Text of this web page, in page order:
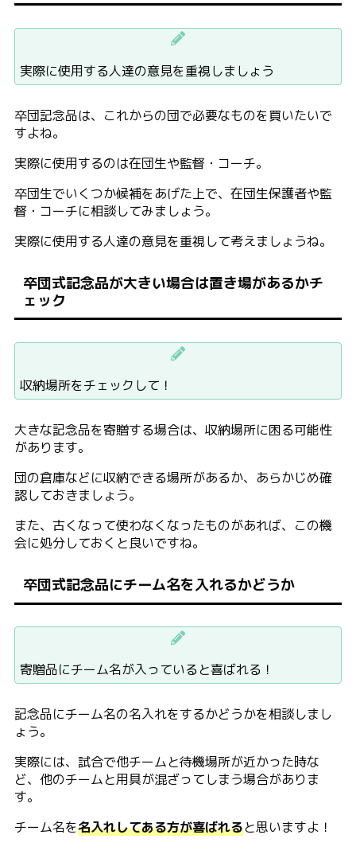
実際に使用する人達の意見を重視しましょう
卒団記念品は、これからの団で必要なものを買いたいで
すよね。
実際に使用するのは在団生や監督・コーチ。
卒団生でいくつか候補をあげた上で、在団生保護者や監
督・コーチに相談してみましょう。
実際に使用する人達の意見を重視して考えましょうね。
卒団式記念品が大きい場合は置き場があるかチ
ェック
収納場所をチェックして！
大きな記念品を寄贈する場合は、収納場所に困る可能性
があります。
団の倉庫などに収納できる場所があるか、あらかじめ確
認しておきましょう。
また、古くなって使わなくなったものがあれば、この機
会に処分しておくと良いですね。
卒団式記念品にチーム名を入れるかどうか
寄贈品にチーム名が入っていると喜ばれる！
記念品にチーム名の名入れをするかどうかを相談しまし
ょう。
実際には、試合で他チームと待機場所が近かった時な
ど、他のチームと用具が混ざってしまう場合がありま
す。
チーム名を名入れしてある方が喜ばれると思いますよ！